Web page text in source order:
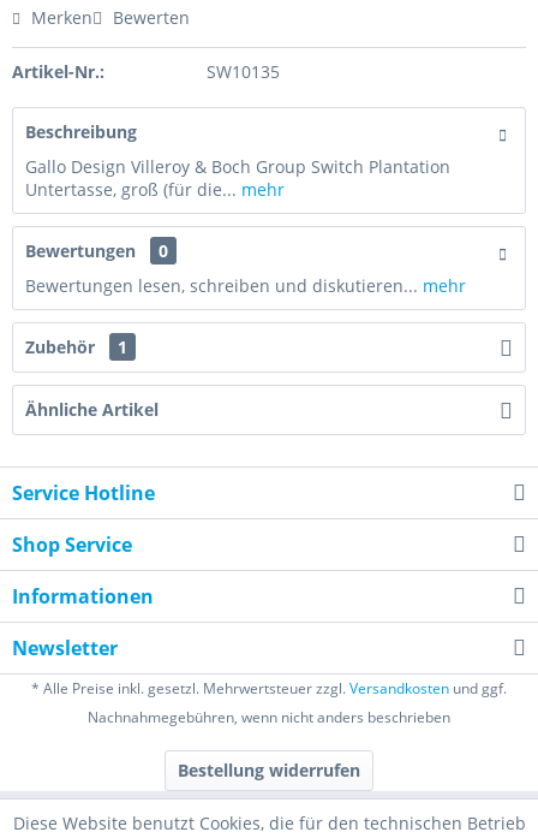
Merken Bewerten
Artikel-Nr.: SW10135
Beschreibung
Gallo Design Villeroy & Boch Group Switch Plantation
Untertasse, groß (für die... mehr
Bewertungen
0
Bewertungen lesen, schreiben und diskutieren... mehr
Zubehör 1
Ähnliche Artikel
Service Hotline
Shop Service
Informationen
Newsletter
* Alle Preise inkl. gesetzl. Mehrwertsteuer zzgl.Versandkosten und ggf.
Nachnahmegebühren, wenn nicht anders beschrieben
Bestellung widerrufen
Diese Website benutzt Cookies, die für den technischen Betrieb